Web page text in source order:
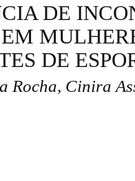
DE
DE
Rocha, Cinira